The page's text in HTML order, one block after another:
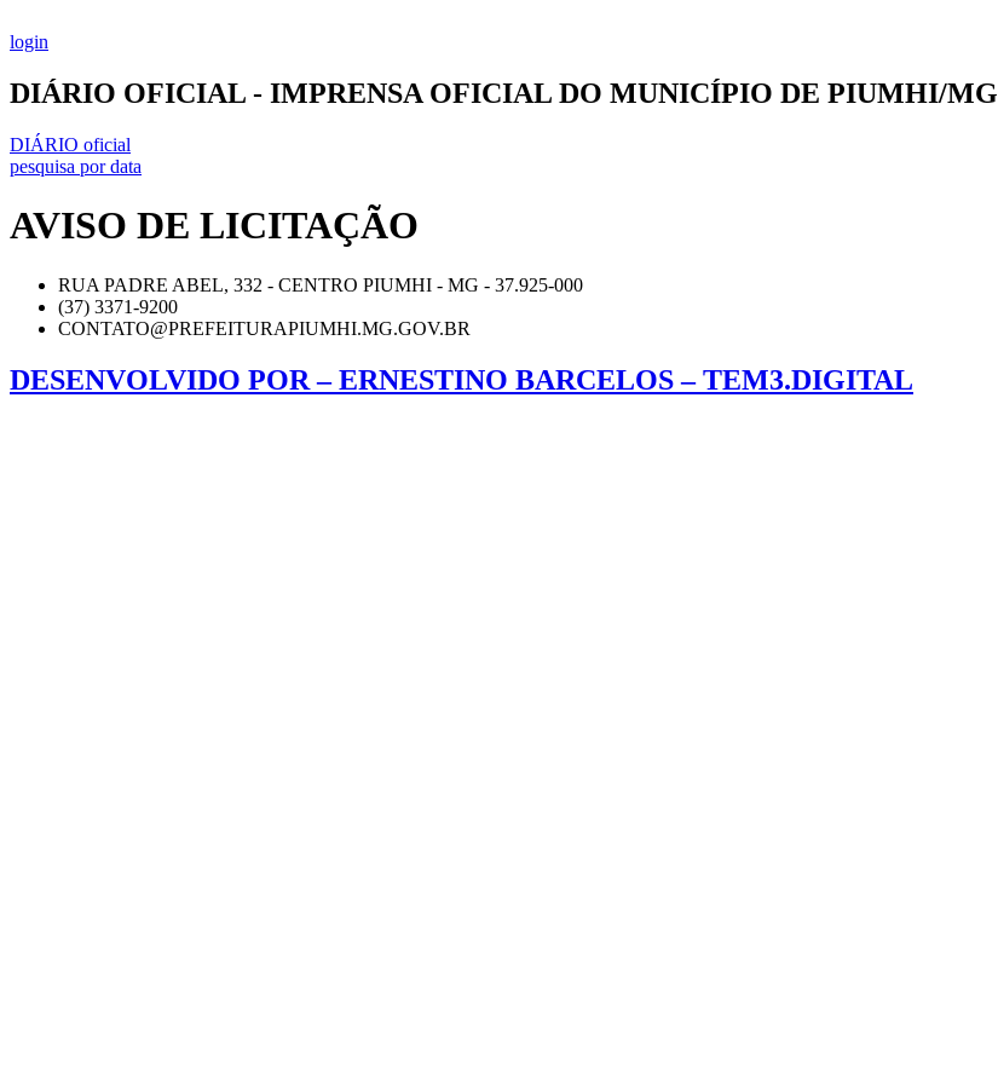
para
conteúdo
login
DIÁRIO OFICIAL - IMPRENSA OFICIAL DO MUNICÍPIO DE PIUMHI/MG
DIÁRIO oficial
pesquisa por data
AVISO DE LICITAÇÃO
RUA PADRE ABEL, 332 - CENTRO PIUMHI - MG - 37.925-000
(37) 3371-9200
CONTATO@PREFEITURAPIUMHI.MG.GOV.BR
DESENVOLVIDO POR – ERNESTINO BARCELOS – TEM3.DIGITAL